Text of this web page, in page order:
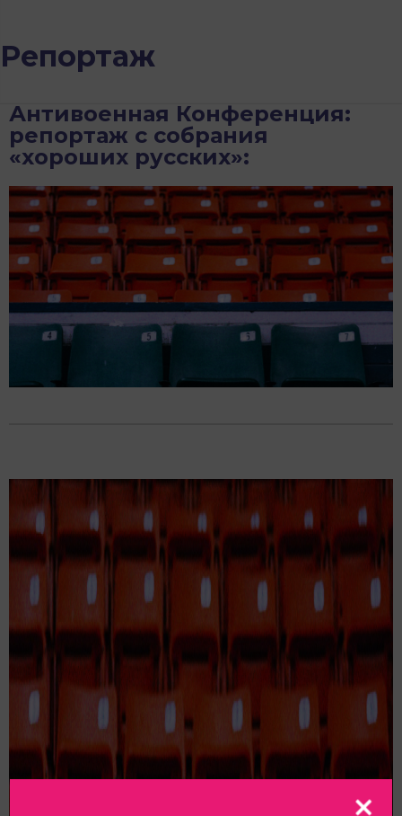
Репортаж
Антивоенная Конференция:
репортаж с собрания
«хороших русских»: